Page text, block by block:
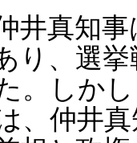
井真知事
り、選
。しか
、仲井